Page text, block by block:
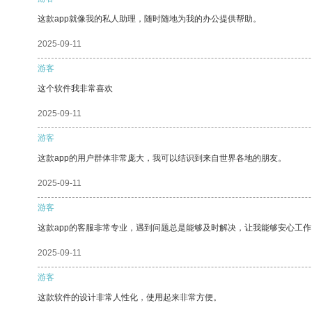
这款app就像我的私人助理，随时随地为我的办公提供帮助。
2025-09-11
游客
这个软件我非常喜欢
2025-09-11
游客
这款app的用户群体非常庞大，我可以结识到来自世界各地的朋友。
2025-09-11
游客
这款app的客服非常专业，遇到问题总是能够及时解决，让我能够安心工
2025-09-11
游客
这款软件的设计非常人性化，使用起来非常方便。